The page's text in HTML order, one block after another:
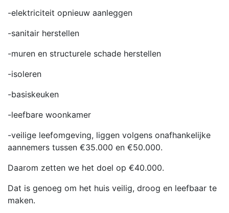
-elektriciteit opnieuw aanleggen
-sanitair herstellen
-muren en structurele schade herstellen
-isoleren
-basiskeuken
-leefbare woonkamer
-veilige leefomgeving, liggen volgens onafhankelijke
aannemers tussen €35.000 en €50.000.
Daarom zetten we het doel op €40.000.
Dat is genoeg om het huis veilig, droog en leefbaar te
maken.